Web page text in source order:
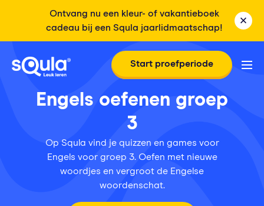
Ontvang nu een kleur- of vakantieboek
cadeau bij een Squla jaarlidmaatschap!
Start proefperiode
Engels oefenen groep
3
Op Squla vind je quizzen en games voor
Engels voor groep 3. Oefen met nieuwe
woordjes en vergroot de Engelse
woordenschat.